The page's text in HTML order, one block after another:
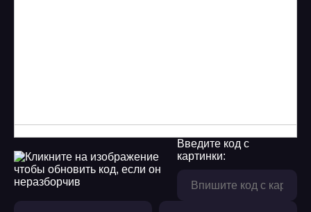
Введите код с
картинки: